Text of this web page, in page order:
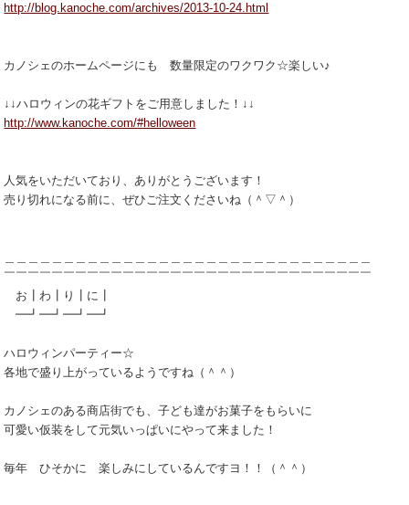
http://blog.kanoche.com/archives/2013-10-24.html
カノシェのホームページにも 数量限定のワクワク☆楽しい♪
↓↓ハロウィンの花ギフトをご用意しました！↓↓
http://www.kanoche.com/#helloween
人気をいただいており、ありがとうございます！
売り切れになる前に、ぜひご注文くださいね（＾▽＾）
￣￣￣￣￣￣￣￣￣￣￣￣￣￣￣￣￣￣￣￣￣￣￣￣￣￣￣￣￣￣￣
お┃わ┃り┃に┃
━┛━┛━┛━┛
ハロウィンパーティー☆
各地で盛り上がっているようですね（＾＾）
カノシェのある商店街でも、子ども達がお菓子をもらいに
可愛い仮装をして元気いっぱいにやって来ました！
毎年 ひそかに 楽しみにしているんですヨ！！（＾＾）